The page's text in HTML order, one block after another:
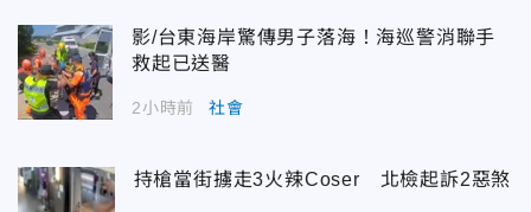
影/台東海岸驚傳男子落海！海巡警消聯手
救起已送醫
2小時前 社會
持槍當街擄走3火辣Coser 北檢起訴2惡煞